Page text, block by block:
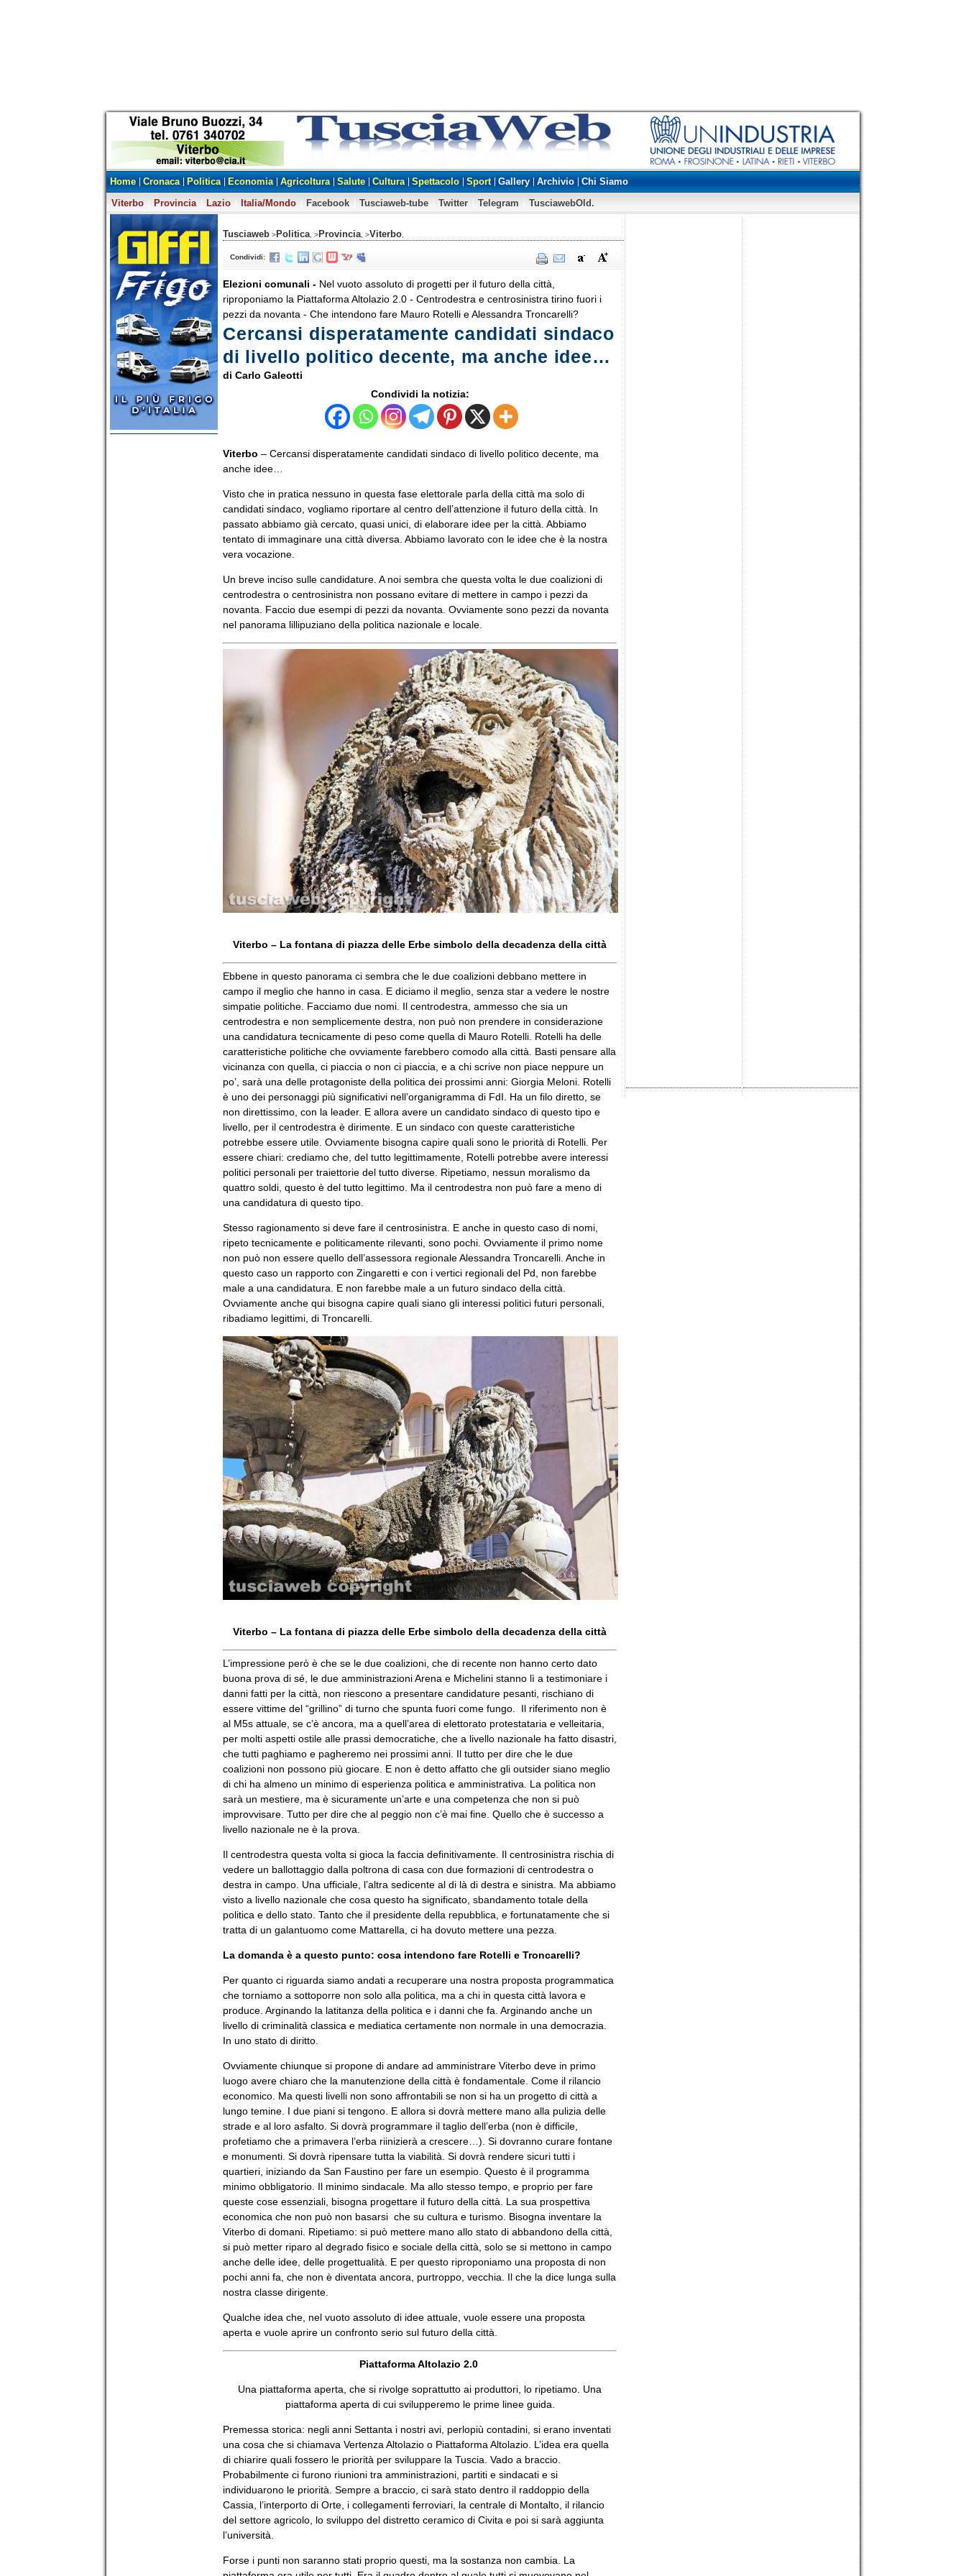
Home Cronaca Politica Economia Agricoltura Salute Cultura Spettacolo Sport Gallery Archivio
Chi Siamo
Viterbo
Provincia Lazio Italia/Mondo Facebook Tusciaweb-tube Twitter Telegram TusciawebOld.
Tusciaweb >Politica , >Provincia , >Viterbo
Condividi:
Elezioni comunali - Nel vuoto assoluto di progetti per il futuro della città,
riproponiamo la Piattaforma Altolazio 2.0 - Centrodestra e centrosinistra tirino fuori i
pezzi da novanta - Che intendono fare Mauro Rotelli e Alessandra Troncarelli?
Cercansi disperatamente candidati sindaco
di livello politico decente, ma anche idee…
di Carlo Galeotti
Condividi la notizia:
Viterbo – Cercansi disperatamente candidati sindaco di livello politico decente, ma
anche idee…
Visto che in pratica nessuno in questa fase elettorale parla della città ma solo di
candidati sindaco, vogliamo riportare al centro dell’attenzione il futuro della città. In
passato abbiamo già cercato, quasi unici, di elaborare idee per la città. Abbiamo
tentato di immaginare una città diversa. Abbiamo lavorato con le idee che è la nostra
vera vocazione.
Un breve inciso sulle candidature. A noi sembra che questa volta le due coalizioni di
centrodestra o centrosinistra non possano evitare di mettere in campo i pezzi da
novanta. Faccio due esempi di pezzi da novanta. Ovviamente sono pezzi da novanta
nel panorama lillipuziano della politica nazionale e locale.
Viterbo – La fontana di piazza delle Erbe simbolo della decadenza della città
Ebbene in questo panorama ci sembra che le due coalizioni debbano mettere in
campo il meglio che hanno in casa. E diciamo il meglio, senza star a vedere le nostre
simpatie politiche. Facciamo due nomi. Il centrodestra, ammesso che sia un
centrodestra e non semplicemente destra, non può non prendere in considerazione
una candidatura tecnicamente di peso come quella di Mauro Rotelli. Rotelli ha delle
caratteristiche politiche che ovviamente farebbero comodo alla città. Basti pensare alla
vicinanza con quella, ci piaccia o non ci piaccia, e a chi scrive non piace neppure un
po’, sarà una delle protagoniste della politica dei prossimi anni: Giorgia Meloni. Rotelli
è uno dei personaggi più significativi nell’organigramma di FdI. Ha un filo diretto, se
non direttissimo, con la leader. E allora avere un candidato sindaco di questo tipo e
livello, per il centrodestra è dirimente. E un sindaco con queste caratteristiche
potrebbe essere utile. Ovviamente bisogna capire quali sono le priorità di Rotelli. Per
essere chiari: crediamo che, del tutto legittimamente, Rotelli potrebbe avere interessi
politici personali per traiettorie del tutto diverse. Ripetiamo, nessun moralismo da
quattro soldi, questo è del tutto legittimo. Ma il centrodestra non può fare a meno di
una candidatura di questo tipo.
Stesso ragionamento si deve fare il centrosinistra. E anche in questo caso di nomi,
ripeto tecnicamente e politicamente rilevanti, sono pochi. Ovviamente il primo nome
non può non essere quello dell’assessora regionale Alessandra Troncarelli. Anche in
questo caso un rapporto con Zingaretti e con i vertici regionali del Pd, non farebbe
male a una candidatura. E non farebbe male a un futuro sindaco della città.
Ovviamente anche qui bisogna capire quali siano gli interessi politici futuri personali,
ribadiamo legittimi, di Troncarelli.
Viterbo – La fontana di piazza delle Erbe simbolo della decadenza della città
L’impressione però è che se le due coalizioni, che di recente non hanno certo dato
buona prova di sé, le due amministrazioni Arena e Michelini stanno lì a testimoniare i
danni fatti per la città, non riescono a presentare candidature pesanti, rischiano di
essere vittime del “grillino” di turno che spunta fuori come fungo. Il riferimento non è
al M5s attuale, se c’è ancora, ma a quell’area di elettorato protestataria e velleitaria,
per molti aspetti ostile alle prassi democratiche, che a livello nazionale ha fatto disastri,
che tutti paghiamo e pagheremo nei prossimi anni. Il tutto per dire che le due
coalizioni non possono più giocare. E non è detto affatto che gli outsider siano meglio
di chi ha almeno un minimo di esperienza politica e amministrativa. La politica non
sarà un mestiere, ma è sicuramente un’arte e una competenza che non si può
improvvisare. Tutto per dire che al peggio non c’è mai fine. Quello che è successo a
livello nazionale ne è la prova.
Il centrodestra questa volta si gioca la faccia definitivamente. Il centrosinistra rischia di
vedere un ballottaggio dalla poltrona di casa con due formazioni di centrodestra o
destra in campo. Una ufficiale, l’altra sedicente al di là di destra e sinistra. Ma abbiamo
visto a livello nazionale che cosa questo ha significato, sbandamento totale della
politica e dello stato. Tanto che il presidente della repubblica, e fortunatamente che si
tratta di un galantuomo come Mattarella, ci ha dovuto mettere una pezza.
La domanda è a questo punto: cosa intendono fare Rotelli e Troncarelli?
Per quanto ci riguarda siamo andati a recuperare una nostra proposta programmatica
che torniamo a sottoporre non solo alla politica, ma a chi in questa città lavora e
produce. Arginando la latitanza della politica e i danni che fa. Arginando anche un
livello di criminalità classica e mediatica certamente non normale in una democrazia.
In uno stato di diritto.
Ovviamente chiunque si propone di andare ad amministrare Viterbo deve in primo
luogo avere chiaro che la manutenzione della città è fondamentale. Come il rilancio
economico. Ma questi livelli non sono affrontabili se non si ha un progetto di città a
lungo temine. I due piani si tengono. E allora si dovrà mettere mano alla pulizia delle
strade e al loro asfalto. Si dovrà programmare il taglio dell’erba (non è difficile,
profetiamo che a primavera l’erba riinizierà a crescere…). Si dovranno curare fontane
e monumenti. Si dovrà ripensare tutta la viabilità. Si dovrà rendere sicuri tutti i
quartieri, iniziando da San Faustino per fare un esempio. Questo è il programma
minimo obbligatorio. Il minimo sindacale. Ma allo stesso tempo, e proprio per fare
queste cose essenziali, bisogna progettare il futuro della città. La sua prospettiva
economica che non può non basarsi che su cultura e turismo. Bisogna inventare la
Viterbo di domani. Ripetiamo: si può mettere mano allo stato di abbandono della città,
si può metter riparo al degrado fisico e sociale della città, solo se si mettono in campo
anche delle idee, delle progettualità. E per questo riproponiamo una proposta di non
pochi anni fa, che non è diventata ancora, purtroppo, vecchia. Il che la dice lunga sulla
nostra classe dirigente.
Qualche idea che, nel vuoto assoluto di idee attuale, vuole essere una proposta
aperta e vuole aprire un confronto serio sul futuro della città.
Piattaforma Altolazio 2.0
Una piattaforma aperta, che si rivolge soprattutto ai produttori, lo ripetiamo. Una
piattaforma aperta di cui svilupperemo le prime linee guida.
Premessa storica: negli anni Settanta i nostri avi, perlopiù contadini, si erano inventati
una cosa che si chiamava Vertenza Altolazio o Piattaforma Altolazio. L’idea era quella
di chiarire quali fossero le priorità per sviluppare la Tuscia. Vado a braccio.
Probabilmente ci furono riunioni tra amministrazioni, partiti e sindacati e si
individuarono le priorità. Sempre a braccio, ci sarà stato dentro il raddoppio della
Cassia, l’interporto di Orte, i collegamenti ferroviari, la centrale di Montalto, il rilancio
del settore agricolo, lo sviluppo del distretto ceramico di Civita e poi si sarà aggiunta
l’università.
Forse i punti non saranno stati proprio questi, ma la sostanza non cambia. La